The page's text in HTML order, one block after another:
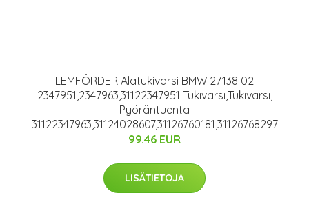
LEMFÖRDER Alatukivarsi BMW 27138 02
2347951,2347963,31122347951 Tukivarsi,Tukivarsi,
Pyöräntuenta
31122347963,31124028607,31126760181,31126768297
99.46 EUR
LISÄTIETOJA